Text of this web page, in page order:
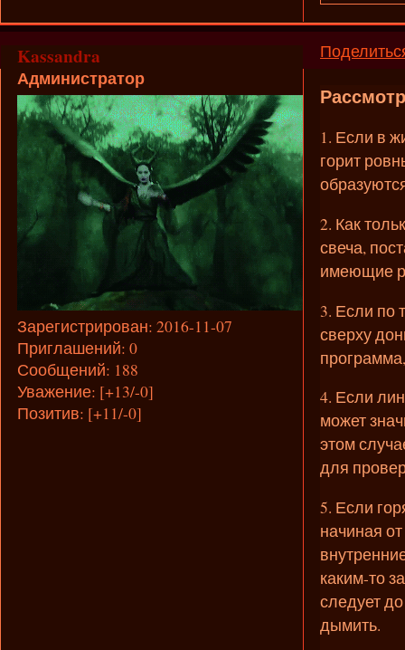
Kassandra
Администратор
Зарегистрирован: 2016-11-07
Приглашений: 0
Сообщений: 188
Уважение: [+13/-0]
Позитив: [+11/-0]
1. Если в
горит
2. Как
свеча,
имеющие
3. Если по
сверху
4. Если
может
этом
для
5. Если
начиная
каким-то
следует
дымить.